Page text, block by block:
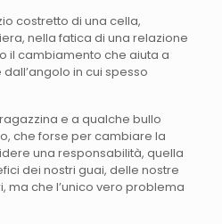
costretto di una cella,
nella fatica di una relazione
il cambiamento che aiuta a
in cui spesso
e a qualche bullo
che forse per cambiare la
una responsabilità, quella
dei nostri guai, delle nostre
ma che l’unico vero problema